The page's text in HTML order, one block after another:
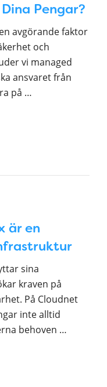
Pengar?
avgörande faktor
och
vi managed
ansvaret från
på …
är en
sina
kraven på
På Cloudnet
inte alltid
behoven …